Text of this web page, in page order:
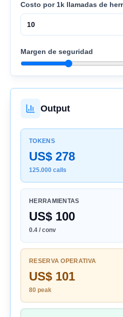
Costo por 1k llamadas de
Margen de seguridad
Output
TOKENS
US$ 278
125.000 calls
HERRAMIENTAS
US$ 100
0.4 / conv
RESERVA OPERATIVA
US$ 101
80 peak